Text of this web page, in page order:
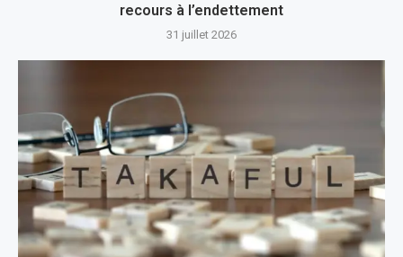
recours à l’endettement
31 juillet 2026